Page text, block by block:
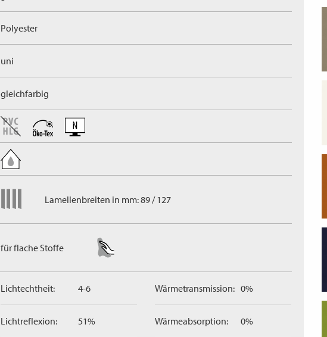
Polyester
uni
gleichfarbig
Lamellenbreiten in mm: 89 / 127
für flache Stoffe
Lichtechtheit: 4-6
Lichtreflexion: 51%
Wärmetransmission: 0%
Wärmeabsorption: 0%